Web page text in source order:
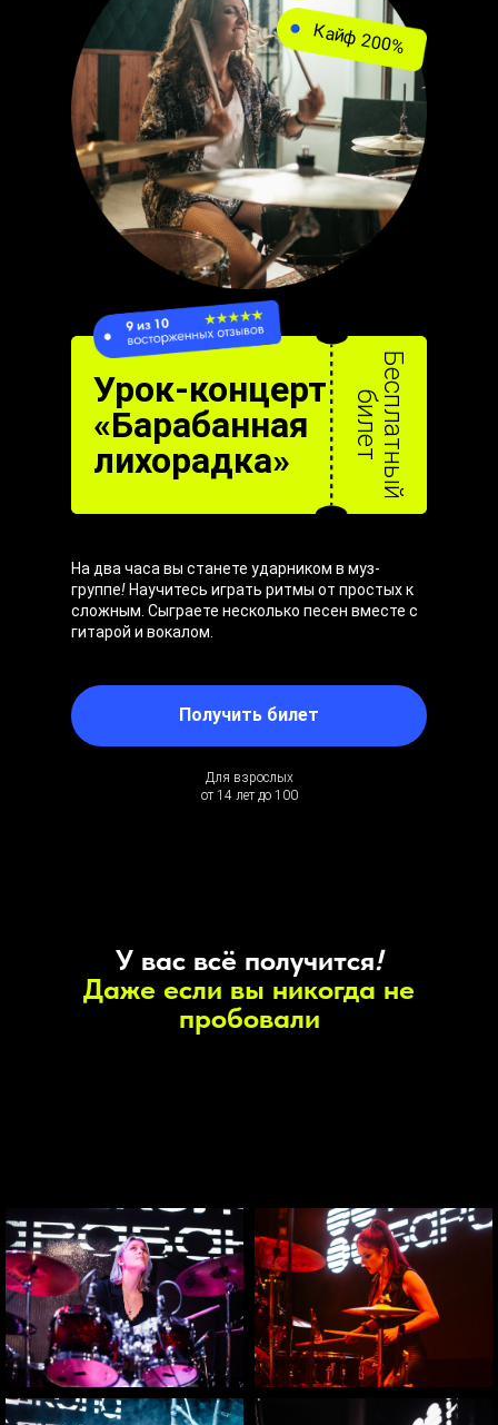
Получить билет
На два часа вы станете ударником в муз-
группе! Научитесь играть ритмы от простых к
сложным. Сыграете несколько песен вместе с
гитарой и вокалом.
Для взрослых
от 14 лет до 100
Кайф 200%
Урок-концерт
«Барабанная
лихорадка»
Б
е
с
п
л
а
т
н
ы
й
би
л
е
т
У вас всё получится!
Даже если вы никогда не
пробовали